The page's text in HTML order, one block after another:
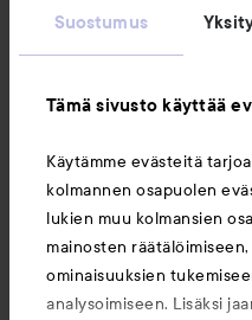
Suostumus
Tämä sivusto käyttää
Käytämme evästeitä
kolmannen osapuolen
lukien muu kolmansien
mainosten
ominaisuuksien
analysoimiseen. Lisäksi
Asiakaspalvelu
Tietoja
Saattaisit myös